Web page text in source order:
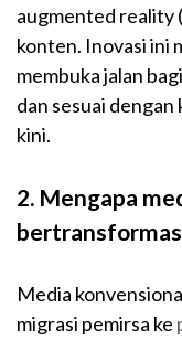
augmented reality
konten. Inovasi ini
membuka jalan
dan sesuai
kini.
2. Mengapa
Media
migrasi pemirsa ke